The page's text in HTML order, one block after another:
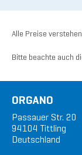
Alle Preise
Bitte beachte auch
ORGANO
Passauer Str. 20
94104 Tittling
Deutschland